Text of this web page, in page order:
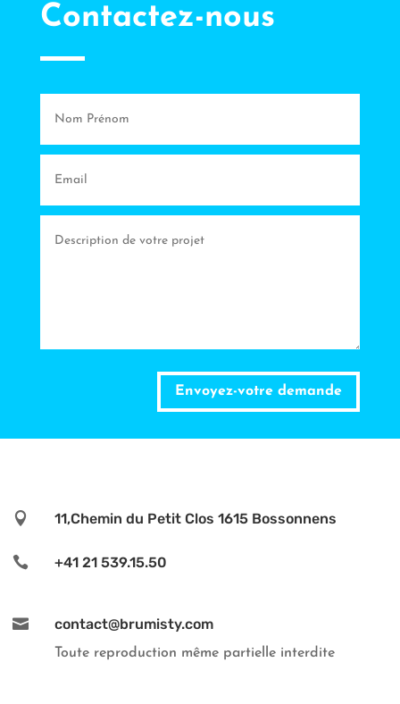
Contactez-nous
Envoyez-votre demande
 11,Chemin du Petit Clos 1615 Bossonnens
 +41 21 539.15.50
 contact@brumisty.com
Toute reproduction même partielle interdite